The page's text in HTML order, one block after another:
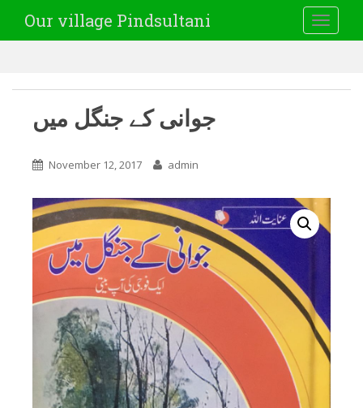
Our village Pindsultani
جوانی کے جنگل میں
November 12, 2017 admin